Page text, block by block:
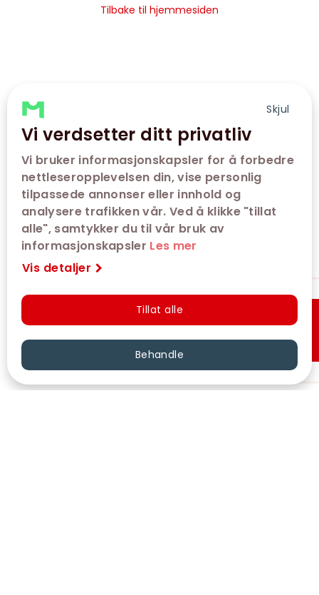
Skjul
Vi verdsetter ditt privatliv
Vi bruker informasjonskapsler for å forbedre
nettleseropplevelsen din, vise personlig
tilpassede annonser eller innhold og
analysere trafikken vår. Ved å klikke "tillat
alle", samtykker du til vår bruk av
informasjonskapsler Les mer
Vis detaljer
Tillat alle
Behandle
Tilbake til hjemmesiden
Hurtigkjøp